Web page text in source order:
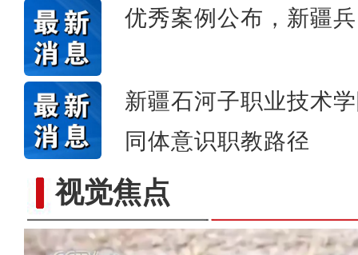
优秀案例公布，新疆
新疆石河子职业技术
同体意识职教路径
视觉焦点